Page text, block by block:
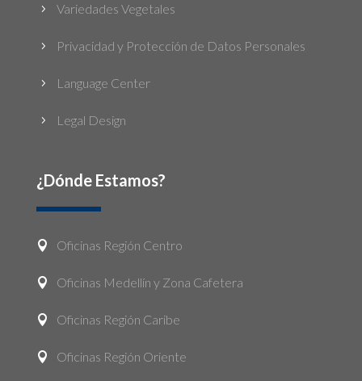
5 Variedades Vegetales
5 Privacidad y Protección de Datos Personales
5 Language Center
5 Legal Design
¿Dónde Estamos?
 Oficinas Región Centro
 Oficinas Medellín y Zona Cafetera
 Oficinas Región Caribe
 Oficinas Región Oriente